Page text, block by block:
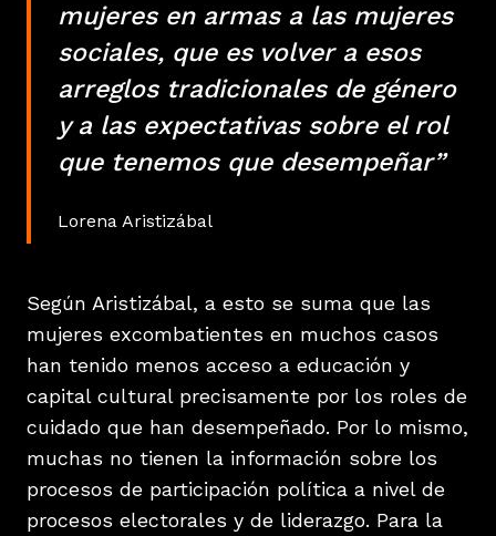
mujeres en armas a las mujeres
sociales, que es volver a esos
arreglos tradicionales de género
y a las expectativas sobre el rol
que tenemos que desempeñar”
Lorena Aristizábal
Según Aristizábal, a esto se suma que las
mujeres excombatientes en muchos casos
han tenido menos acceso a educación y
capital cultural precisamente por los roles de
cuidado que han desempeñado. Por lo mismo,
muchas no tienen la información sobre los
procesos de participación política a nivel de
procesos electorales y de liderazgo. Para la